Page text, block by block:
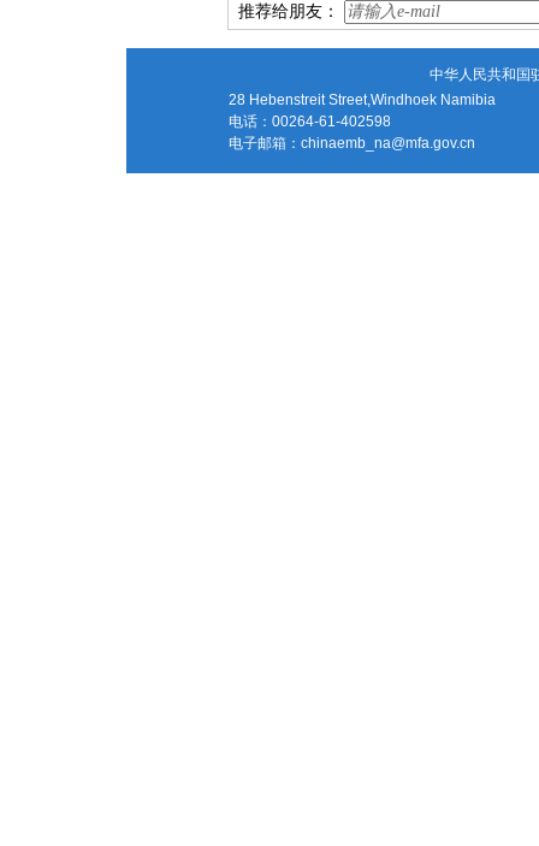
推荐给朋友：
中华人民共和国
28 Hebenstreit Street,Windhoek Namibia
电话：00264-61-402598
电子邮箱： chinaemb_na@mfa.gov.cn